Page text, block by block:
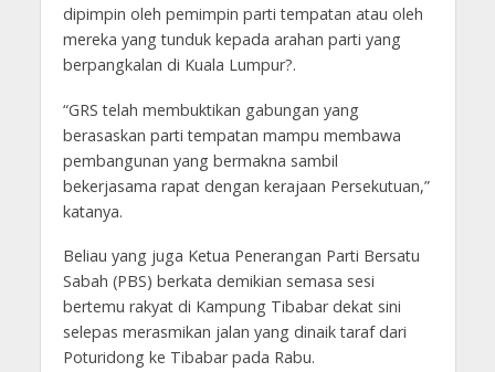
dipimpin oleh pemimpin parti tempatan atau oleh
mereka yang tunduk kepada arahan parti yang
berpangkalan di Kuala Lumpur?.
“GRS telah membuktikan gabungan yang
berasaskan parti tempatan mampu membawa
pembangunan yang bermakna sambil
bekerjasama rapat dengan kerajaan Persekutuan,”
katanya.
Beliau yang juga Ketua Penerangan Parti Bersatu
Sabah (PBS) berkata demikian semasa sesi
bertemu rakyat di Kampung Tibabar dekat sini
selepas merasmikan jalan yang dinaik taraf dari
Poturidong ke Tibabar pada Rabu.